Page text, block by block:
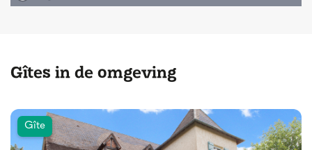
Gîtes in de omgeving
Gîte